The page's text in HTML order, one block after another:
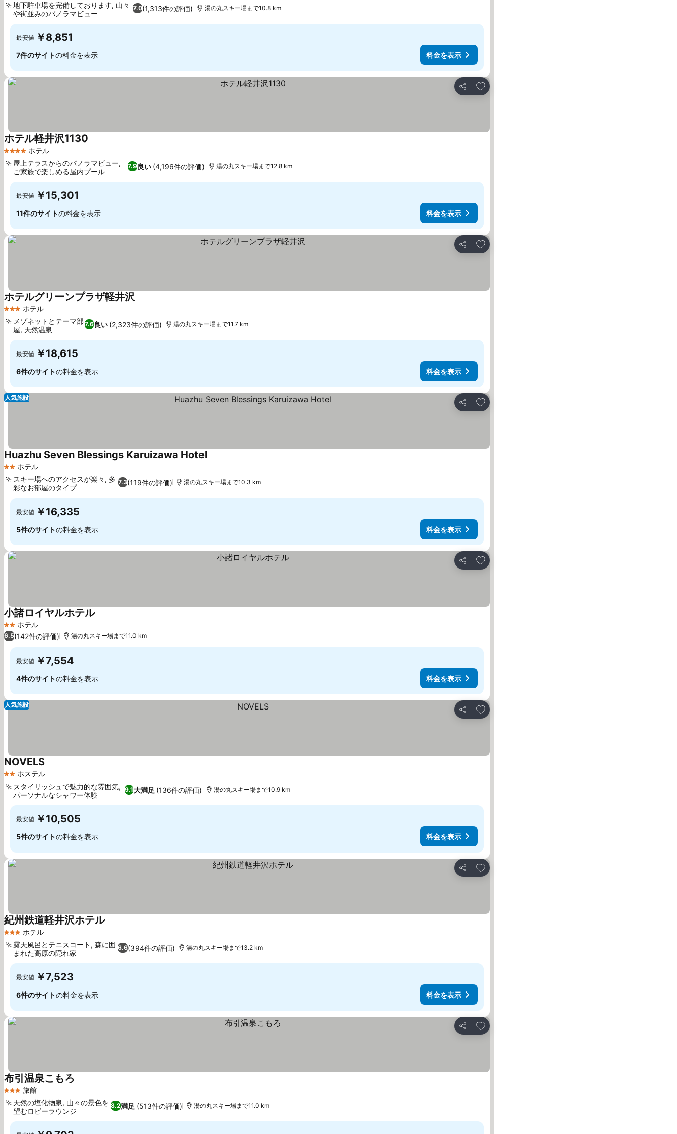
7.0(1,313件の評価)
地下駐車場を完備しております, 山々
や街並みのパノラマビュー
湯の丸スキー場まで10.8 km
最安値 ￥8,851
7件のサイトの料金を表示 料金を表示
シェア
お気に入りに追加
4 ホテルのランク
ホテル
ホテル軽井沢1130
7.9良い (4,196件の評価)
屋上テラスからのパノラマビュー,
ご家族で楽しめる屋内プール
湯の丸スキー場まで12.8 km
最安値 ￥15,301
11件のサイトの料金を表示 料金を表示
シェア
お気に入りに追加
3 ホテルのランク
ホテル
ホテルグリーンプラザ軽井沢料金を表示
7.6良い (2,323件の評価)
メゾネットとテーマ部
屋, 天然温泉
湯の丸スキー場まで11.7 km
最安値 ￥18,615
6件のサイトの料金を表示 料金を表示
シェア
お気に入りに追加
人気施設
2 ホテルのランク
ホテル
Huazhu Seven Blessings Karuizawa Hotel料金を表示
7.3(119件の評価)
スキー場へのアクセスが楽々, 多
彩なお部屋のタイプ
湯の丸スキー場まで10.3 km
最安値 ￥16,335
5件のサイトの料金を表示 料金を表示
シェア
お気に入りに追加
2 ホテルのランク
ホテル
小諸ロイヤルホテル
6.5(142件の評価) 湯の丸スキー場まで11.0 km
最安値 ￥7,554
4件のサイトの料金を表示 料金を表示
シェア
お気に入りに追加
人気施設
2 ホテルのランク
ホステル
NOVELS
9.1大満足 (136件の評価)
スタイリッシュで魅力的な雰囲気,
パーソナルなシャワー体験
湯の丸スキー場まで10.9 km
最安値 ￥10,505
5件のサイトの料金を表示 料金を表示
シェア
お気に入りに追加
3 ホテルのランク
ホテル
紀州鉄道軽井沢ホテル
6.6(394件の評価)
露天風呂とテニスコート, 森に囲
まれた高原の隠れ家
湯の丸スキー場まで13.2 km
最安値 ￥7,523
6件のサイトの料金を表示 料金を表示
シェア
お気に入りに追加
3 ホテルのランク
旅館
布引温泉こもろ
8.2満足 (513件の評価)
天然の塩化物泉, 山々の景色を
望むロビーラウンジ
湯の丸スキー場まで11.0 km